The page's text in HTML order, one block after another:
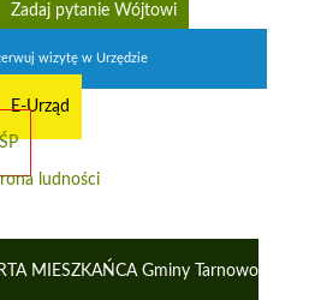
Zadaj pytanie Wójtowi
wizytę w Urzędzie
E-Urząd
ludności
MIESZKAŃCA Gminy Tarnowo